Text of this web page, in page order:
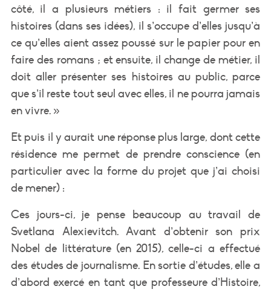
côté, il a plusieurs métiers : il fait germer ses
histoires (dans ses idées), il s’occupe d’elles jusqu’à
ce qu’elles aient assez poussé sur le papier pour en
faire des romans ; et ensuite, il change de métier, il
doit aller présenter ses histoires au public, parce
que s’il reste tout seul avec elles, il ne pourra jamais
en vivre. »
Et puis il y aurait une réponse plus large, dont cette
résidence me permet de prendre conscience (en
particulier avec la forme du projet que j’ai choisi
de mener) :
Ces jours-ci, je pense beaucoup au travail de
Svetlana Alexievitch. Avant d’obtenir son prix
Nobel de littérature (en 2015), celle-ci a effectué
des études de journalisme. En sortie d’études, elle a
d’abord exercé en tant que professeure d’Histoire,